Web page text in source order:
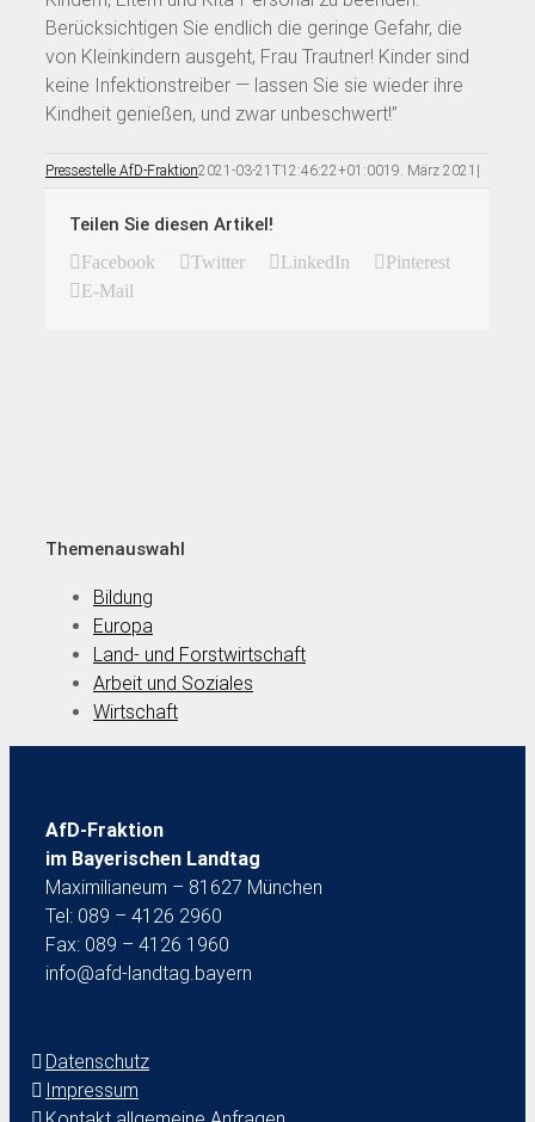
Berücksichtigen Sie endlich die geringe Gefahr, die
von Kleinkindern ausgeht, Frau Trautner! Kinder sind
keine Infektionstreiber — lassen Sie sie wieder ihre
Kindheit genießen, und zwar unbeschwert!”
Pressestelle AfD-Fraktion2021-03-21T12:46:22+01:0019. März 2021 |
Teilen Sie diesen Artikel!
Facebook Twitter LinkedIn
Pinterest
E-Mail
Themenauswahl
Bildung
Europa
Land- und Forstwirtschaft
Arbeit und Soziales
Wirtschaft
AfD-Fraktion
im Bayerischen Landtag
Maximilianeum – 81627 München
Tel: 089 – 4126 2960
Fax: 089 – 4126 1960
info@afd-landtag.bayern
Datenschutz
Impressum